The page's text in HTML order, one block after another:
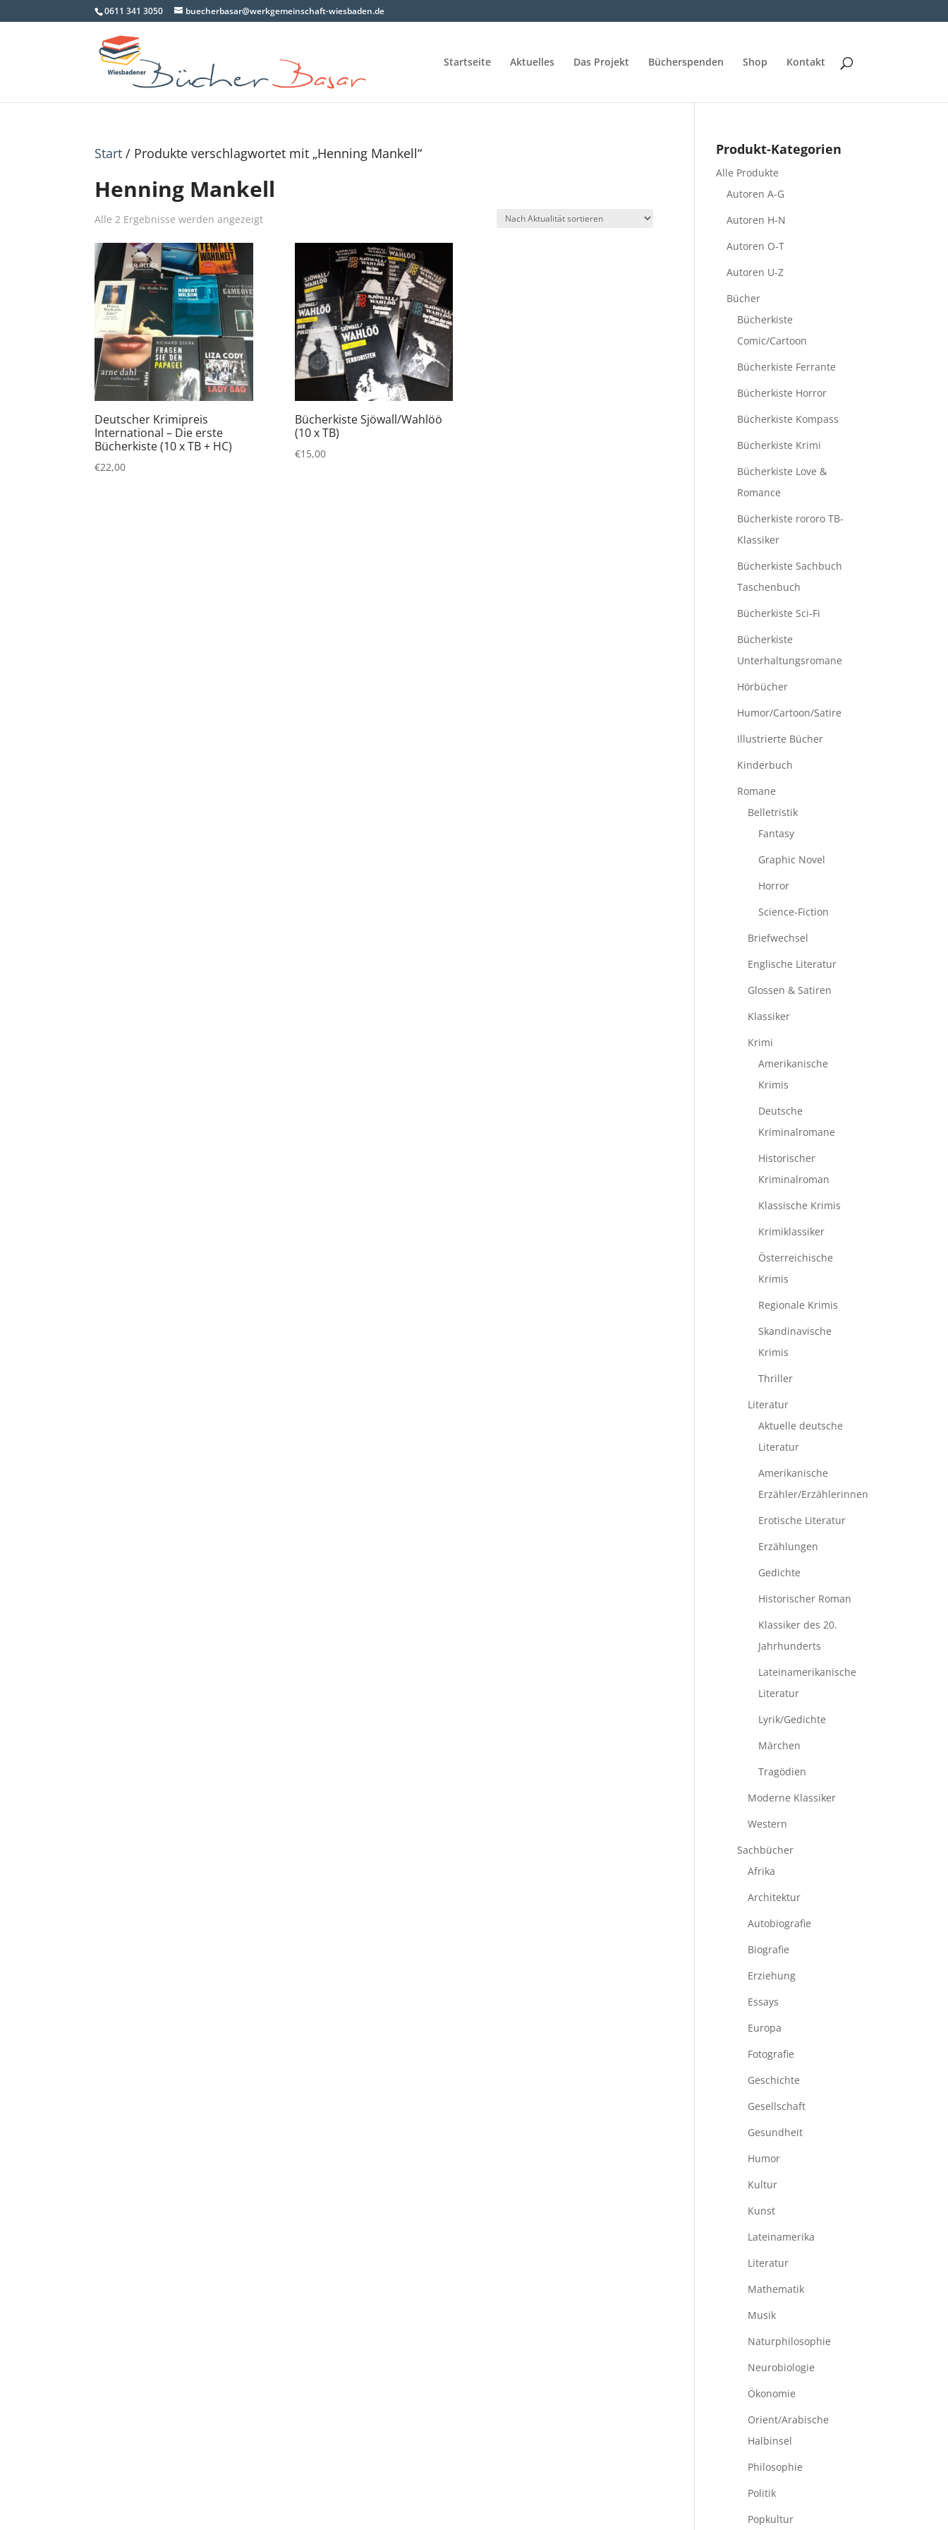
0611 341 3050 buecherbasar@werkgemeinschaft-wiesbaden.de
Startseite Aktuelles Das Projekt Bücherspenden Shop Kontakt
Start / Produkte verschlagwortet mit „Henning Mankell“
Henning Mankell
Alle 2 Ergebnisse werden angezeigtNach
Aktualität
Deutscher Krimipreis
International – Die erste
Bücherkiste (10 x TB + HC)
€22,00
Bücherkiste Sjöwall/Wahlöö
(10 x TB)
€15,00
Produkt-Kategorien
Alle Produkte
Autoren A-G
Autoren H-N
Autoren O-T
Autoren U-Z
Bücher
Bücherkiste
Comic/Cartoon
Bücherkiste Ferrante
Bücherkiste Horror
Bücherkiste Kompass
Bücherkiste Krimi
Bücherkiste Love &
Romance
Bücherkiste rororo TB-
Klassiker
Bücherkiste Sachbuch
Taschenbuch
Bücherkiste Sci-Fi
Bücherkiste
Unterhaltungsromane
Hörbücher
Humor/Cartoon/Satire
Illustrierte Bücher
Kinderbuch
Romane
Belletristik
Fantasy
Graphic Novel
Horror
Science-Fiction
Briefwechsel
Englische Literatur
Glossen & Satiren
Klassiker
Krimi
Amerikanische
Krimis
Deutsche
Kriminalromane
Historischer
Kriminalroman
Klassische Krimis
Krimiklassiker
Österreichische
Krimis
Regionale Krimis
Skandinavische
Krimis
Thriller
Literatur
Aktuelle deutsche
Literatur
Amerikanische
Erzähler/Erzählerinnen
Erotische Literatur
Erzählungen
Gedichte
Historischer Roman
Klassiker des 20.
Jahrhunderts
Lateinamerikanische
Literatur
Lyrik/Gedichte
Märchen
Tragödien
Moderne Klassiker
Western
Sachbücher
Afrika
Architektur
Autobiografie
Biografie
Erziehung
Essays
Europa
Fotografie
Geschichte
Gesellschaft
Gesundheit
Humor
Kultur
Kunst
Lateinamerika
Literatur
Mathematik
Musik
Naturphilosophie
Neurobiologie
Ökonomie
Orient/Arabische
Halbinsel
Philosophie
Politik
Popkultur